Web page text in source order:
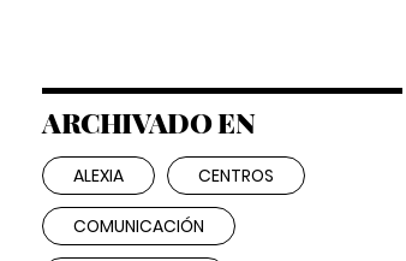
ARCHIVADO EN
ALEXIA CENTROS
COMUNICACIÓN